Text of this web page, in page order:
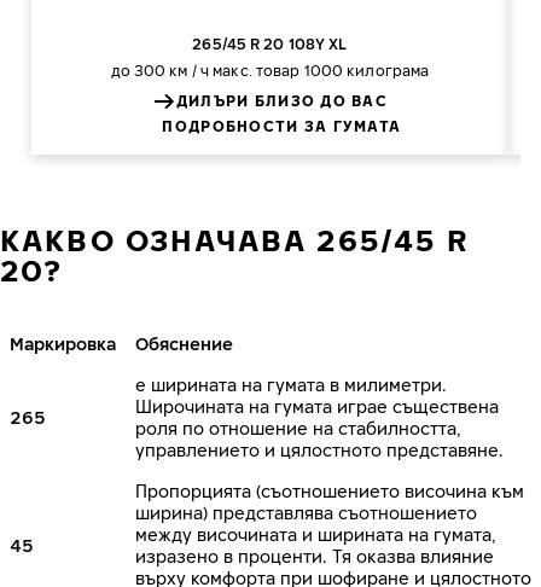
265/45 R 20 108Y XL
до 300 км / ч макс. товар 1000 килограма
ДИЛЪРИ БЛИЗО ДО ВАС
ПОДРОБНОСТИ ЗА ГУМАТА
КАКВО ОЗНАЧАВА 265/45 R
20?
Маркировка Обяснение
265
е ширината на гумата в милиметри.
Широчината на гумата играе съществена
роля по отношение на стабилността,
управлението и цялостното представяне.
45
Пропорцията (съотношението височина към
ширина) представлява съотношението
между височината и ширината на гумата,
изразено в проценти. Тя оказва влияние
върху комфорта при шофиране и цялостното